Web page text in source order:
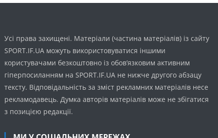
Усі права захищені. Матеріали (частина матеріалів) із сайту
SPORT.IF.UA можуть використовуватися іншими
користувачами безкоштовно із обов’язковим активним
гіперпосиланням на SPORT.IF.UA не нижче другого абзацу
тексту. Відповідальність за зміст рекламних матеріалів несе
рекламодавець. Думка авторів матеріалів може не збігатися
з позицією редакції.